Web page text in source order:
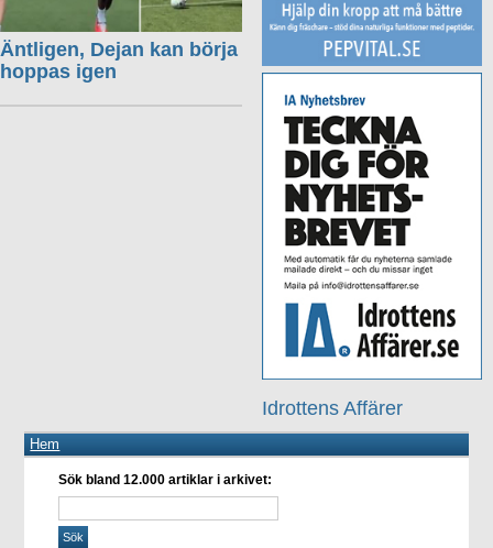
Idrottens Affärer
Äntligen, Dejan kan börja
hoppas igen
Hem
Sök bland 12.000 artiklar i arkivet: